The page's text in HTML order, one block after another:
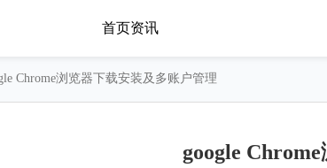
首页资讯
Chrome浏览器下载安装及多账户管理
google